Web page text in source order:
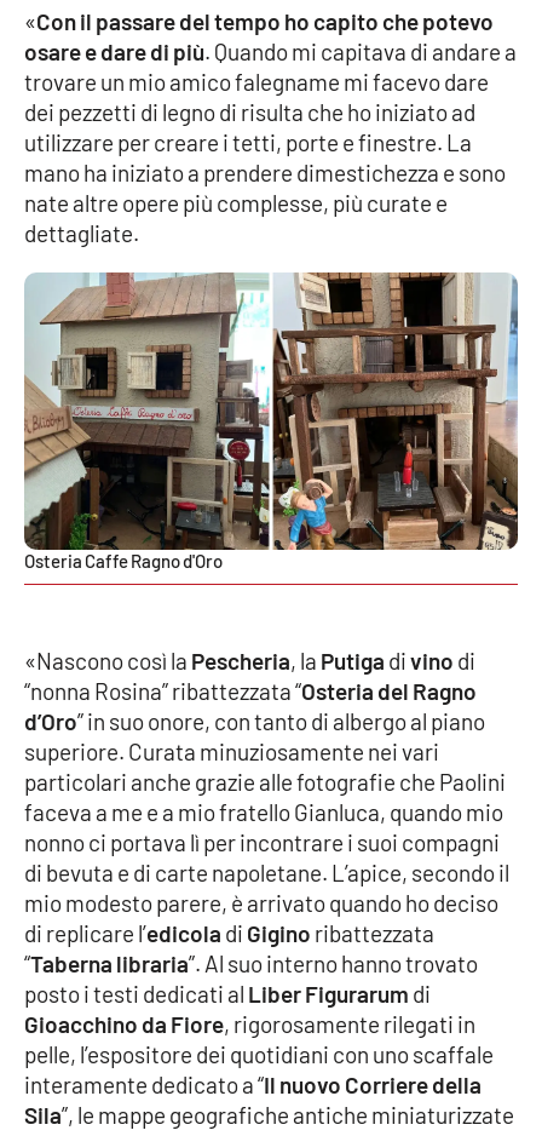
APP
Android
Apple
«Con il passare del tempo ho capito che potevo
osare e dare di più. Quando mi capitava di andare a
trovare un mio amico falegname mi facevo dare
dei pezzetti di legno di risulta che ho iniziato ad
utilizzare per creare i tetti, porte e finestre. La
mano ha iniziato a prendere dimestichezza e sono
nate altre opere più complesse, più curate e
dettagliate.
Osteria Caffe Ragno d'Oro
«Nascono così la Pescheria, la Putiga divino di
“nonna Rosina” ribattezzata “Osteria del Ragno
d’Oro” in suo onore, con tanto di albergo al piano
superiore. Curata minuziosamente nei vari
particolari anche grazie alle fotografie che Paolini
faceva a me e a mio fratello Gianluca, quando mio
nonno ci portava lì per incontrare i suoi compagni
di bevuta e di carte napoletane. L’apice, secondo il
mio modesto parere, è arrivato quando ho deciso
di replicare l’edicola di Gigino ribattezzata
“Taberna libraria”. Al suo interno hanno trovato
posto i testi dedicati al Liber Figurarum di
Gioacchino da Fiore, rigorosamente rilegati in
pelle, l’espositore dei quotidiani con uno scaffale
interamente dedicato a “Il nuovo Corriere della
Sila”, le mappe geografiche antiche miniaturizzate